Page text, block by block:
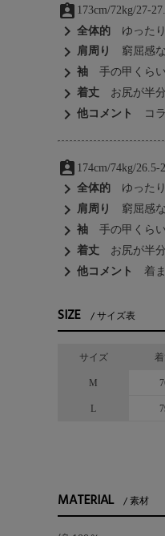
assignment_ind 173cm/72kg/27-
chevron_right 全体的 ゆった
chevron_right 肩周り 窮屈感
chevron_right 袖 手の甲くら
chevron_right 着丈 お尻が半
chevron_right 他コメント コ
assignment_ind 174cm/74kg/26.5-
chevron_right 全体的 ゆった
chevron_right 肩周り 窮屈感
chevron_right 袖 手の甲くらい
chevron_right 着丈 お尻が半
chevron_right 他コメント 着
SIZE サイズ表
サイズ
M
L
MATERIAL 素材